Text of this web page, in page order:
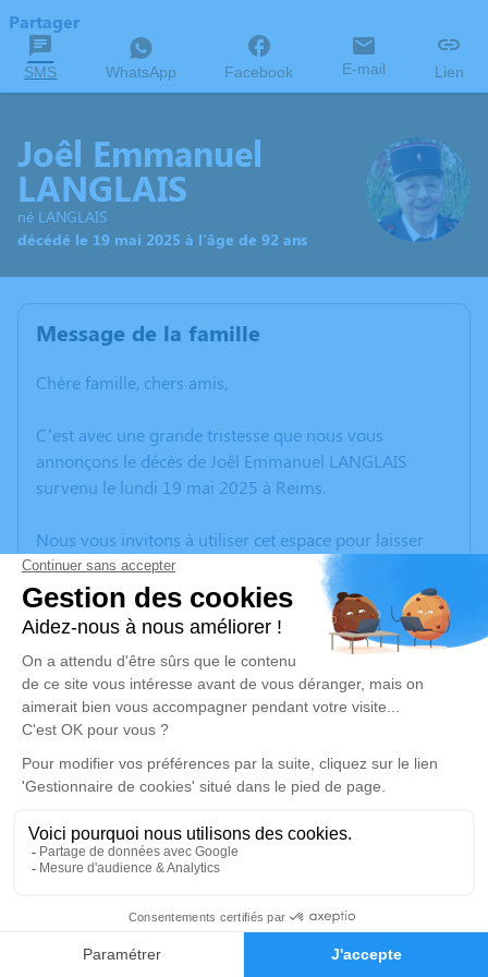
Faire-part Hommages
Partager
SMS WhatsApp Facebook E-mail Lien
Joêl Emmanuel
LANGLAIS
né LANGLAIS
décédé le 19 mai 2025 à l'âge de 92 ans
Message de la famille
Chère famille, chers amis,
C’est avec une grande tristesse que nous vous
annonçons le décès de Joêl Emmanuel LANGLAIS
survenu le lundi 19 mai 2025 à Reims.
Nous vous invitons à utiliser cet espace pour laisser
vos condoléances, partager des photos souvenirs, une
anecdote ou exprimer vos pensées à travers des
poèmes ou des textes. Cet endroit est un lieu
d'expression dédié à honorer la mémoire de Joêl
Emmanuel LANGLAIS.
Un service de plantation d’arbre hommage est
disponible ici
Cérémonie civile
Cimetière de Œuilly
Rue de Bourg et Comin